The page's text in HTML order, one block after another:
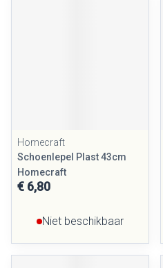
Homecraft
Schoenlepel Plast 43cm
Homecraft
€ 6,80
Niet beschikbaar